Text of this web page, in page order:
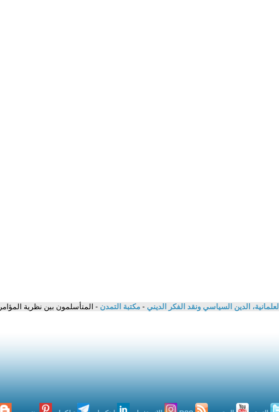
العلمانية، الدين السياسي ونقد الفكر الديني - مكتبة التمدن - المتأسلمون بين نظرية